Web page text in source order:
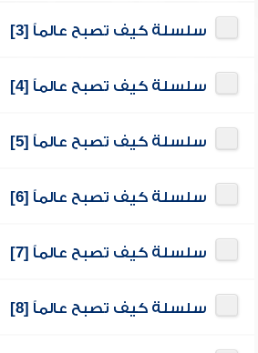
سلسلة كيف تصبح عالماً [3]
سلسلة كيف تصبح عالماً [4]
سلسلة كيف تصبح عالماً [5]
سلسلة كيف تصبح عالماً [6]
سلسلة كيف تصبح عالماً [7]
سلسلة كيف تصبح عالماً [8]